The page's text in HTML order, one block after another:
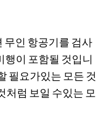
무인 항공기를 검사
행이 포함될 것입니
필요가있는 모든 것
처럼 보일 수있는 모